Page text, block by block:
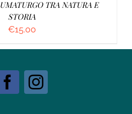
TRA NATURA E
STORIA
€15.00